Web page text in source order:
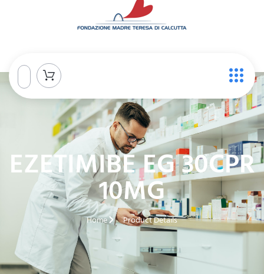
EZETIMIBE EG 30CPR
10MG
Home Product Details